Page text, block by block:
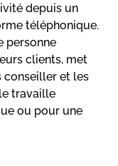
depuis un
téléphonique.
personne
clients, met
conseiller et les
travaille
ou pour une